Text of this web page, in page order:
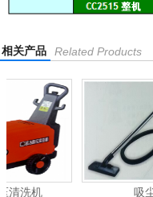
相关产品 Related Products